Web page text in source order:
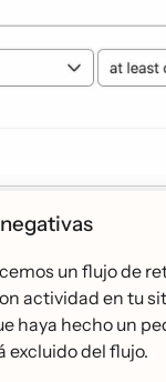
un flujo de
actividad en tu
haya hecho un
excluido del flujo.